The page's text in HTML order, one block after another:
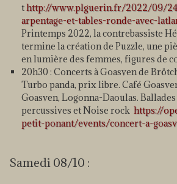
thttp://www.plguerin.fr/2022/09/
arpentage-et-tables-ronde-avec-
Printemps 2022, la contrebassiste
termine la création de Puzzle, une
en lumière des femmes, figures de
20h30 : Concerts à Goasven de
Turbo panda, prix libre. Café
Goasven, Logonna-Daoulas.
percussives et Noise rock https://
petit-ponant/events/concert-a-
Samedi 08/10 :